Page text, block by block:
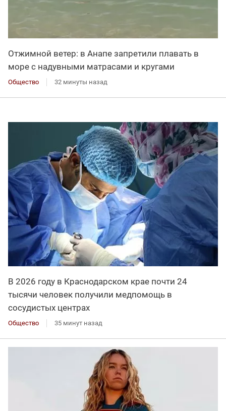
Отжимной ветер: в Анапе запретили плавать в
море с надувными матрасами и кругами
Общество 32 минуты назад
В 2026 году в Краснодарском крае почти 24
тысячи человек получили медпомощь в
сосудистых центрах
Общество 35 минут назад